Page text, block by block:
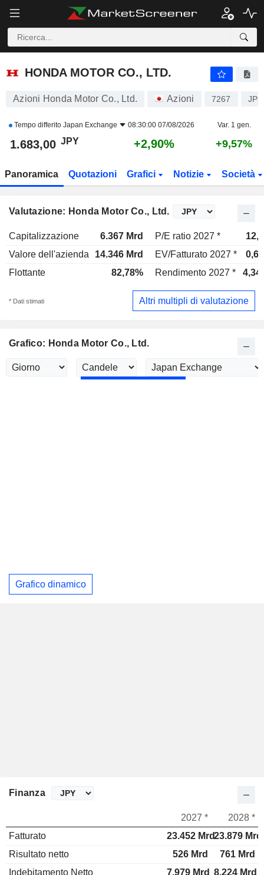
HONDA MOTOR CO., LTD.
HONDA MOTOR CO., LTD.
Azioni Honda Motor Co., Ltd. Azioni 7267
Tempo differito Japan Exchange 08:30:00 07/08/2026 Var. 1 gen.
1.683,00 JPY +2,90% +9,57%
Panoramica Quotazioni Grafici Notizie Società
Valutazione: Honda Motor Co., Ltd.
Capitalizzazione 6.367 Mrd P/E ratio 2027 *
Valore dell'azienda
14.346 Mrd EV/Fatturato 2027 *
Flottante
82,78% Rendimento 2027 *
* Dati stimati Altri multipli di valutazione
Grafico: Honda Motor Co., Ltd.
Grafico dinamico
Finanza
2027 *
2028 *
Fatturato
23.452 Mrd23.879 Mrd
Risultato netto
526 Mrd
761 Mrd
Indebitamento Netto
7.979 Mrd 8.224 Mrd